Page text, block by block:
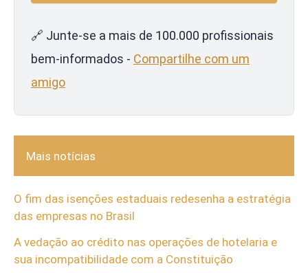
🔗 Junte-se a mais de 100.000 profissionais
bem-informados - Compartilhe com um
amigo
Mais notícias
O fim das isenções estaduais redesenha a estratégia
das empresas no Brasil
A vedação ao crédito nas operações de hotelaria e
sua incompatibilidade com a Constituição